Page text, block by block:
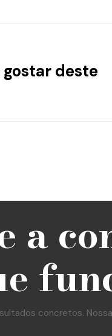
deste
a
concretos.